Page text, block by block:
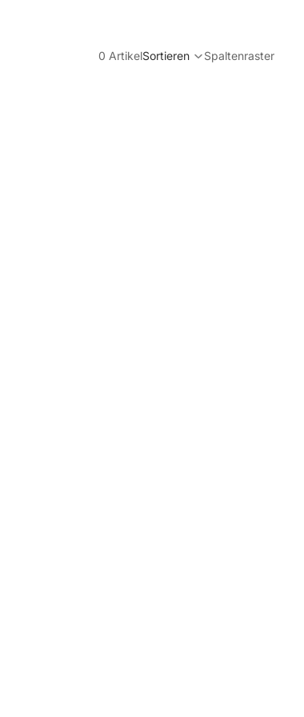
0 ArtikelSortieren Spaltenraster